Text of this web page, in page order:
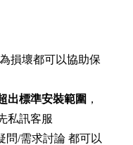
為損壞都可以協助保
出標準安裝範圍 ，
私訊客服
問/需求討論 都可以